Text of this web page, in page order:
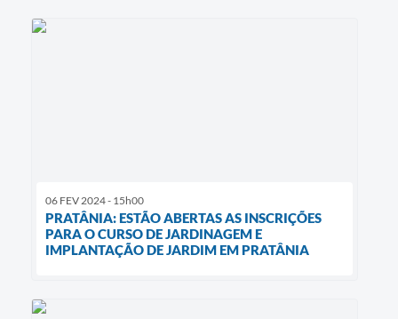
06 FEV 2024 - 15h00
PRATÂNIA: ESTÃO ABERTAS AS INSCRIÇÕES
PARA O CURSO DE JARDINAGEM E
IMPLANTAÇÃO DE JARDIM EM PRATÂNIA